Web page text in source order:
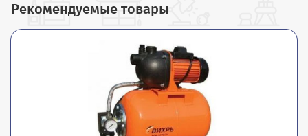
Рекомендуемые товары